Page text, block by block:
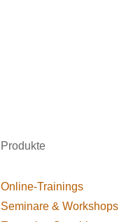
Produkte
Online-Trainings
Seminare & Workshops